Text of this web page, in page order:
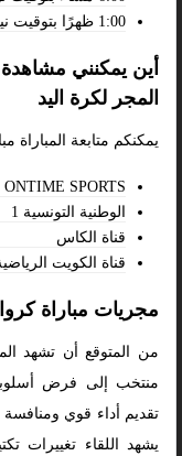
1:00 ظهرًا بتوقيت نيويورك
أين يمكنني
المجر لكرة اليد
يمكنكم متابعة المباراة
ONTIME SPORTS
الوطنية التونسية 1
قناة الكاس
قناة الكويت
مجريات مباراة
من المتوقع أن تشهد
منتخب إلى فرض
تقديم أداء قوي
يشهد اللقاء تغييرات